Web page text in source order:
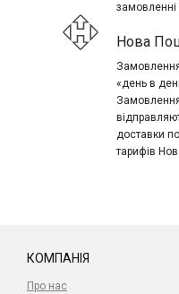
замовленні
Нова
«день в
доставки
тарифів
КОМПАНІЯ
Про нас